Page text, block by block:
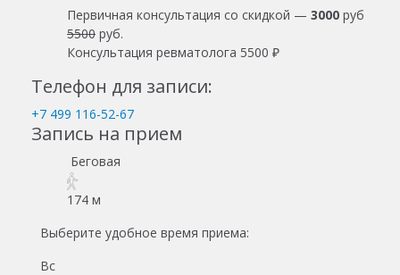
Первичная консультация со скидкой — 3000 руб
5500 руб.
Консультация ревматолога 5500 ₽
Телефон для записи:
+7 499 116-52-67
Запись на прием
Беговая
174 м
Выберите удобное время приема:
Вс